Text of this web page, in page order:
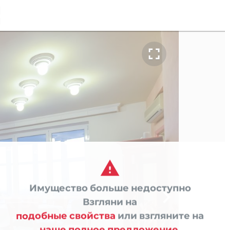



Имущество больше недоступно
Взгляни на
подобные свойства или взгляните на